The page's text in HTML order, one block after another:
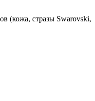
(кожа, стразы Swarovski,